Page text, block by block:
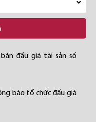
đấu giá tài sản số
báo tổ chức đấu giá